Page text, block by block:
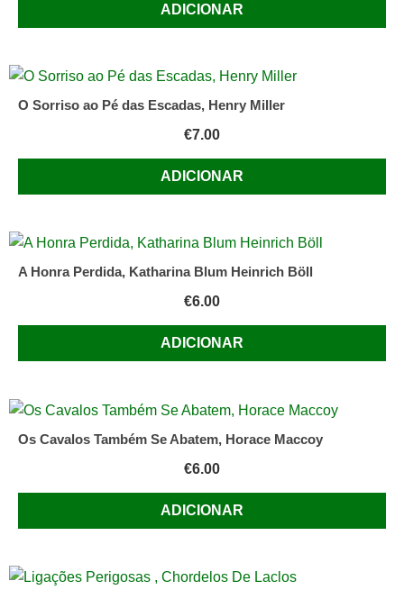
ADICIONAR
O Sorriso ao Pé das Escadas, Henry Miller
€7.00
ADICIONAR
A Honra Perdida, Katharina Blum Heinrich Böll
€6.00
ADICIONAR
Os Cavalos Também Se Abatem, Horace Maccoy
€6.00
ADICIONAR